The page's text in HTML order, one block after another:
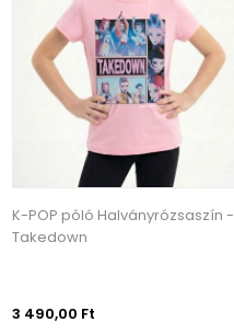
K-POP póló Halványrózsaszín -
Takedown
3 490,00 Ft